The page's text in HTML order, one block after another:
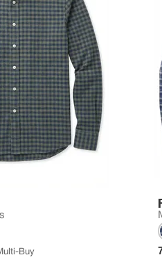
Buy